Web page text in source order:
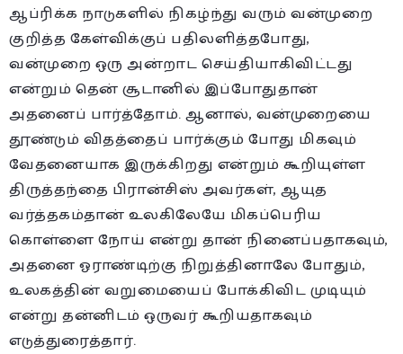
ஆப்ரிக்க நாடுகளில் நிகழ்ந்து வரும் வன்முறை
குறித்த கேள்விக்குப் பதிலளித்தபோது,
வன்முறை ஒரு அன்றாட செய்தியாகிவிட்டது
என்றும் தென் சூடானில் இப்போதுதான்
அதனைப் பார்த்தோம். ஆனால், வன்முறையை
தூண்டும் விதத்தைப் பார்க்கும் போது மிகவும்
வேதனையாக இருக்கிறது என்றும் கூறியுள்ள
திருத்தந்தை பிரான்சிஸ் அவர்கள், ஆயுத
வர்த்தகம்தான் உலகிலேயே மிகப்பெரிய
கொள்ளை நோய் என்று தான் நினைப்பதாகவும்,
அதனை ஓராண்டிற்கு நிறுத்தினாலே போதும்,
உலகத்தின் வறுமையைப் போக்கிவிட முடியும்
என்று தன்னிடம் ஒருவர் கூறியதாகவும்
எடுத்துரைத்தார்.